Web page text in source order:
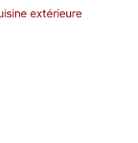
extérieure